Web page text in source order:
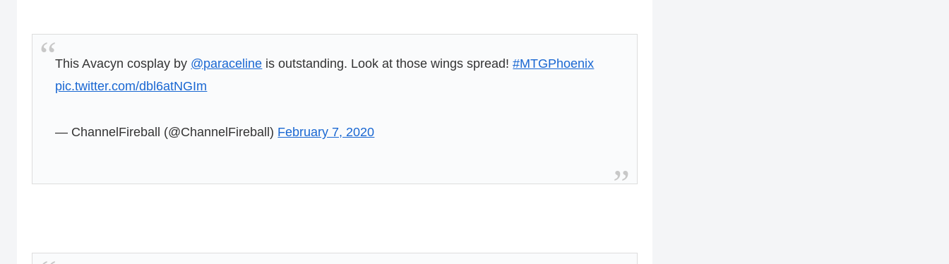
This Avacyn cosplay by @paraceline is outstanding. Look at those wings spread!#MTGPhoenix
pic.twitter.com/dbl6atNGIm
— ChannelFireball (@ChannelFireball) February 7, 2020